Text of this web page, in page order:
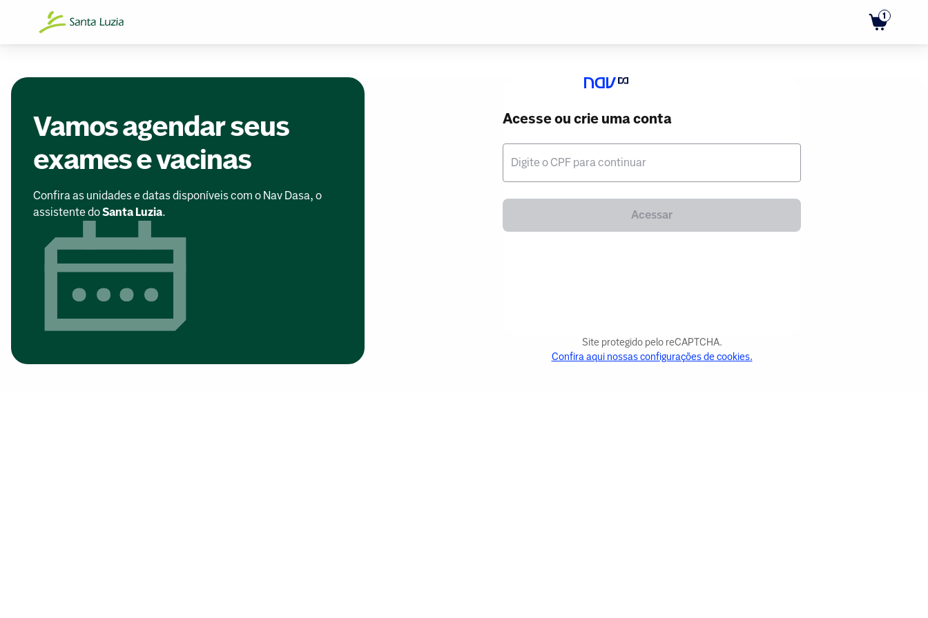
1
Vamos agendar seus
exames e vacinas
Confira as unidades e datas disponíveis com o Nav Dasa, o
assistente doSanta Luzia.
Acesse ou crie uma conta
Digite o CPF para continuar
Acessar
Site protegido pelo reCAPTCHA.
Confira aqui nossas configurações de cookies.